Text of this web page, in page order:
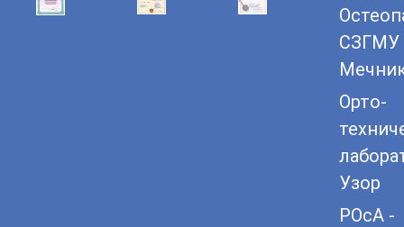
СЗГМУ
Орто-
Узор
РОсА -